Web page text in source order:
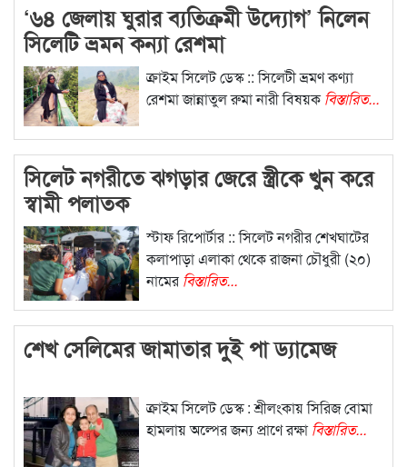
‘৬৪ জেলায় ঘুরার ব্যতিক্রমী উদ্যোগ’ নিলেন
সিলেটি ভ্রমন কন্যা রেশমা
ক্রাইম সিলেট ডেস্ক :: সিলেটী ভ্রমণ কণ্যা
রেশমা জান্নাতুল রুমা নারী বিষয়কবিস্তারিত...
সিলেট নগরীতে ঝগড়ার জেরে স্ত্রীকে খুন করে
স্বামী পলাতক
স্টাফ রিপোর্টার :: সিলেট নগরীর শেখঘাটের
কলাপাড়া এলাকা থেকে রাজনা চৌধুরী (২০)
নামের বিস্তারিত...
শেখ সেলিমের জামাতার দুই পা ড্যামেজ
ক্রাইম সিলেট ডেস্ক : শ্রীলংকায় সিরিজ বোমা
হামলায় অল্পের জন্য প্রাণে রক্ষাবিস্তারিত...